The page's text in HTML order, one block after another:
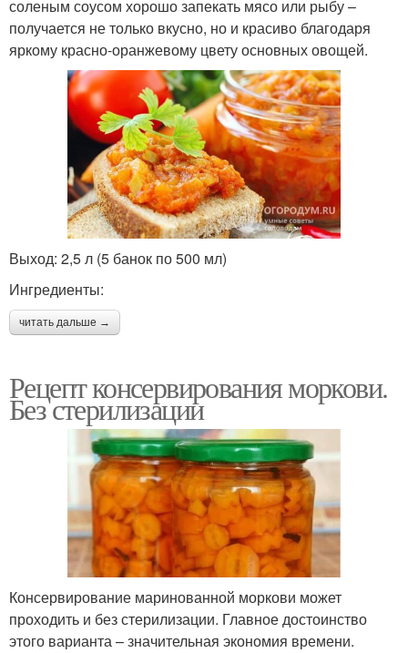
соленым соусом хорошо запекать мясо или рыбу –
получается не только вкусно, но и красиво благодаря
яркому красно-оранжевому цвету основных овощей.
Выход: 2,5 л (5 банок по 500 мл)
Ингредиенты:
читать дальше →
Рецепт консервирования моркови.
Без стерилизации
Консервирование маринованной моркови может
проходить и без стерилизации. Главное достоинство
этого варианта – значительная экономия времени.